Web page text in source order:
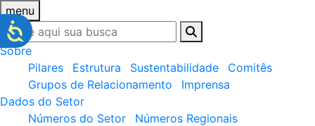
menu
Sobre
Pilares
Estrutura Sustentabilidade
Comitês
Grupos de Relacionamento
Imprensa
Dados do Setor
Números do Setor
Números Regionais